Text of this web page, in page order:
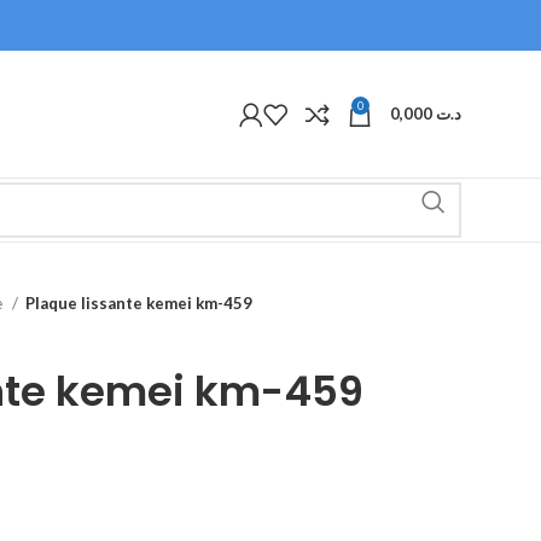
0 د.ت
Plaque lissante kemei km-459
kemei km-459